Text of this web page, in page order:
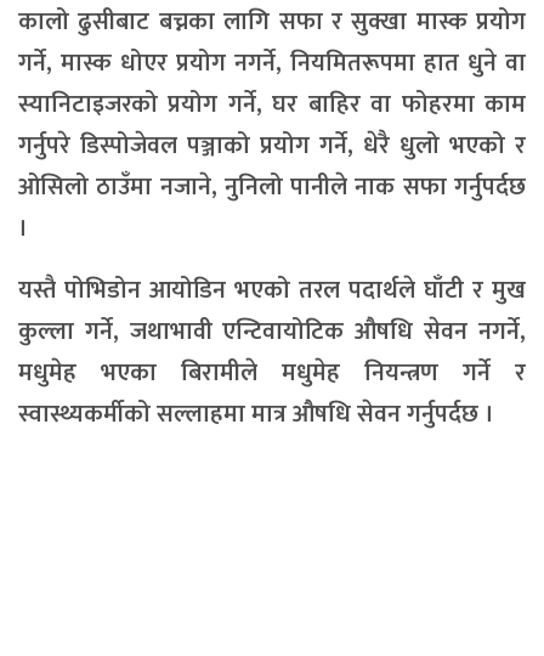
कालो ढुसीबाट बच्नका लागि सफा र सुक्खा मास्क प्रयोग
गर्ने, मास्क धोएर प्रयोग नगर्ने, नियमितरूपमा हात धुने वा
स्यानिटाइजरको प्रयोग गर्ने, घर बाहिर वा फोहरमा काम
गर्नुपरे डिस्पोजेवल पञ्जाको प्रयोग गर्ने, धेरै धुलो भएको र
ओसिलो ठाउँमा नजाने, नुनिलो पानीले नाक सफा गर्नुपर्दछ
।
यस्तै पोभिडोन आयोडिन भएको तरल पदार्थले घाँटी र मुख
कुल्ला गर्ने, जथाभावी एन्टिवायोटिक औषधि सेवन नगर्ने,
मधुमेह भएका बिरामीले मधुमेह नियन्त्रण गर्ने र
स्वास्थ्यकर्मीको सल्लाहमा मात्र औषधि सेवन गर्नुपर्दछ ।